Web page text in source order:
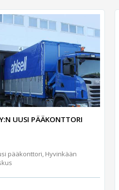
UUSI PÄÄKONTTORI
pääkonttori, Hyvinkään